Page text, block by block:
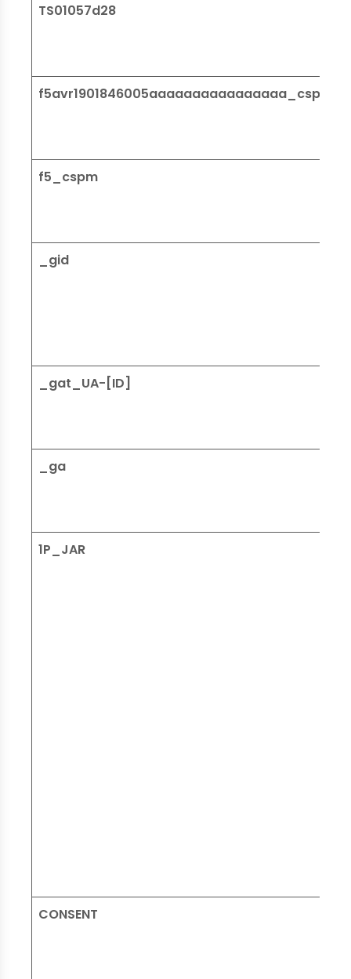
TS01057d28
f5avr1901846005aaaaaaaaaaaaaaaa_cspm_
f5_cspm
_gid
_gat_UA-[ID]
_ga
1P_JAR
CONSENT